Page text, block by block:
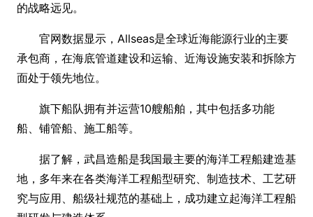
的战略远见。
官网数据显示，Allseas是全球近海能源行业的主要
承包商，在海底管道建设和运输、近海设施安装和拆除方
面处于领先地位。
旗下船队拥有并运营10艘船舶，其中包括多功能
船、铺管船、施工船等。
据了解，武昌造船是我国最主要的海洋工程船建造基
地，多年来在各类海洋工程船型研究、制造技术、工艺研
究与应用、船级社规范的基础上，成功建立起海洋工程船